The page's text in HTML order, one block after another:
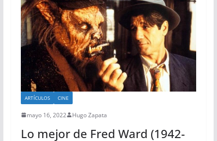
ARTÍCULOS CINE
mayo 16, 2022 Hugo Zapata
Lo mejor de Fred Ward (1942-